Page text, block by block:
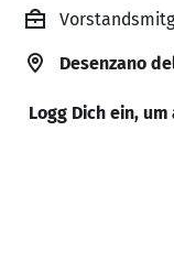
Desenzano
Logg Dich ein,